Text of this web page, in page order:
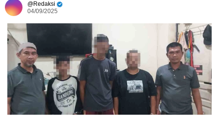
Redaksi
04/09/2025